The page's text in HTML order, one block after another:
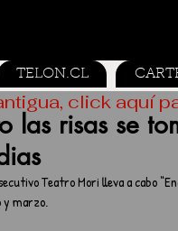
TELON.CL
las risas se
Teatro Mori lleva a cabo
y marzo.
click aquí